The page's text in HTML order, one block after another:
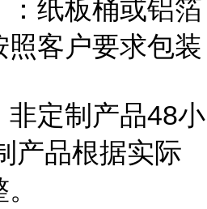
：纸板桶或铝箔
客户要求包装
非定制产品48小
产品根据实际